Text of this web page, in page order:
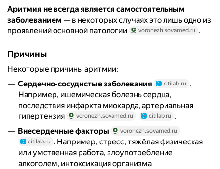
Аритмия не всегда является самостоятельным
заболеванием — в некоторых случаях это лишь одно из
проявлений основной патологии
voronezh.sovamed.ru .
Причины
Некоторые причины аритмии:
Сердечно-сосудистые заболевания
citilab.ru .
Например, ишемическая болезнь сердца,
последствия инфаркта миокарда, артериальная
гипертензия
voronezh.sovamed.ru citilab.ru .
Внесердечные факторы
voronezh.sovamed.ru
citilab.ru . Например, стресс, тяжёлая физическая
или умственная работа, злоупотребление
алкоголем, интоксикация организма